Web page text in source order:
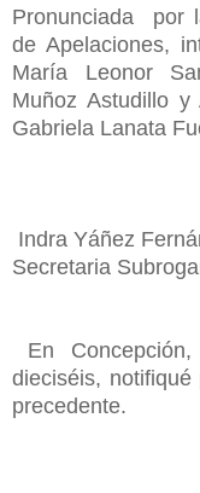
Pronunciada por
de Apelaciones,
María Leonor
Muñoz Astudillo y
Gabriela Lanata
Indra Yáñez
Secretaria
En
dieciséis,
precedente.